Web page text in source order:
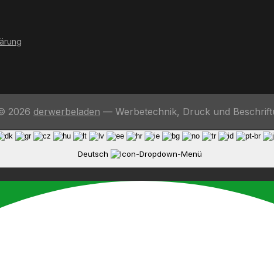
2026 derwerbeladen — Werbetechnik, Druck und
Deutsch